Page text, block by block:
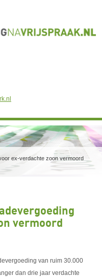
ex-verdachte zoon vermoord
vermoord
van ruim 30.000
dan drie jaar verdachte